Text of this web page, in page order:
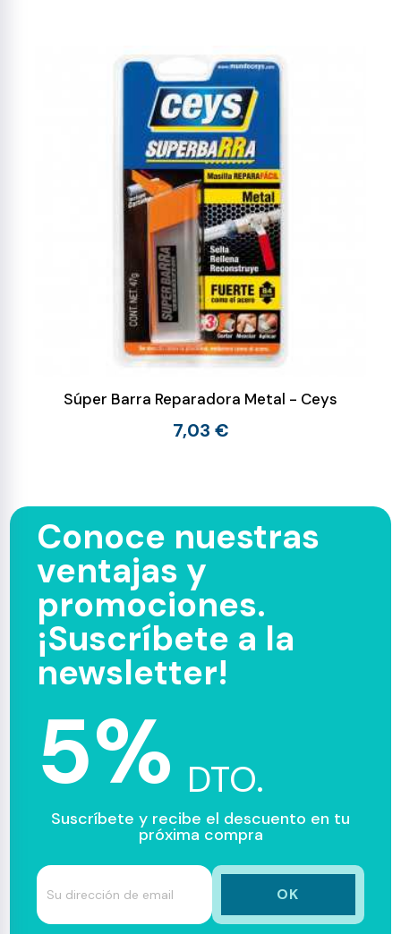
Súper Barra Reparadora Metal - Ceys
7,03 €
Conoce nuestras
ventajas y
promociones.
¡Suscríbete a la
newsletter!
5% DTO.
Suscríbete y recibe el descuento en tu
próxima compra